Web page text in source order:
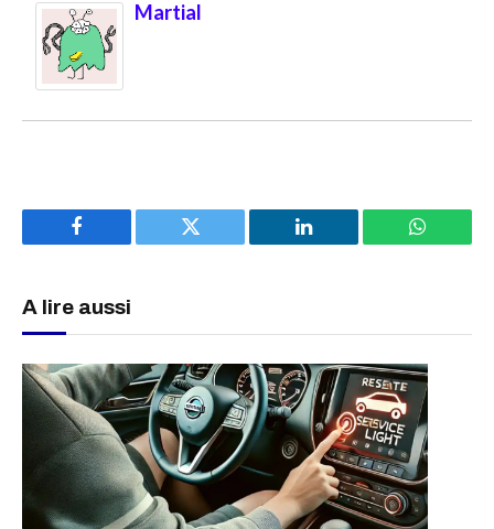
Martial
Facebook Twitter LinkedIn
A lire aussi